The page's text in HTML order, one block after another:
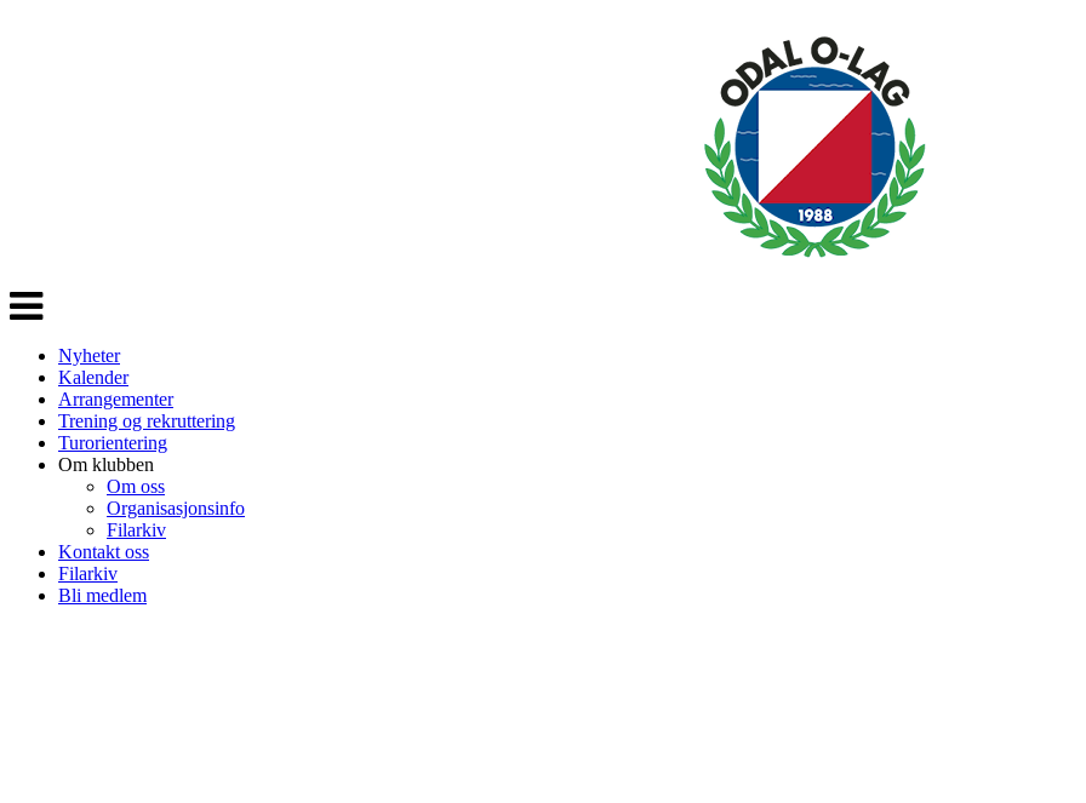
Veksle
navigasjon
Nyheter
Kalender
Arrangementer
Trening og rekruttering
Turorientering
Om klubben
Om oss
Organisasjonsinfo
Filarkiv
Kontakt oss
Filarkiv
Bli medlem